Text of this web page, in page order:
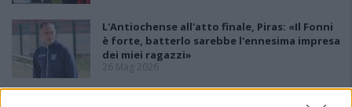
L'Antiochense all'atto finale, Piras: «Il Fonni
è forte, batterlo sarebbe l'ennesima impresa
dei miei ragazzi»
26 Mag 2026